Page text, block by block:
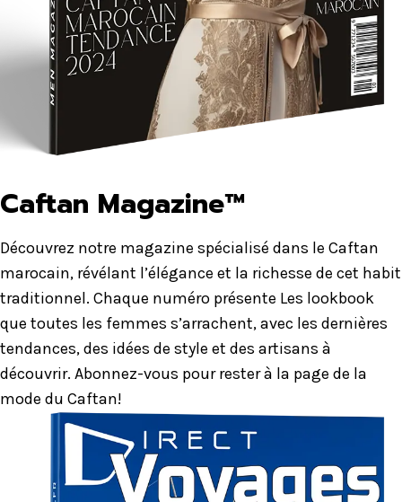
Caftan Magazine™
Découvrez notre magazine spécialisé dans le Caftan
marocain, révélant l’élégance et la richesse de cet habit
traditionnel. Chaque numéro présente Les lookbook
que toutes les femmes s’arrachent, avec les dernières
tendances, des idées de style et des artisans à
découvrir. Abonnez-vous pour rester à la page de la
mode du Caftan!